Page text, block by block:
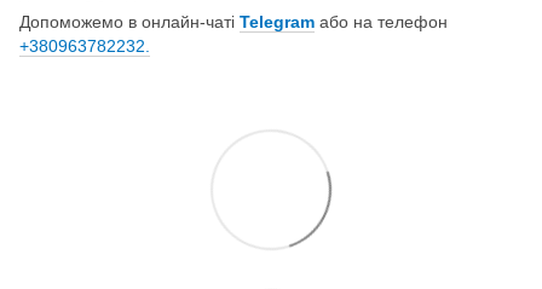
Допоможемо в онлайн-чаті Telegram або на телефон
+380963782232.